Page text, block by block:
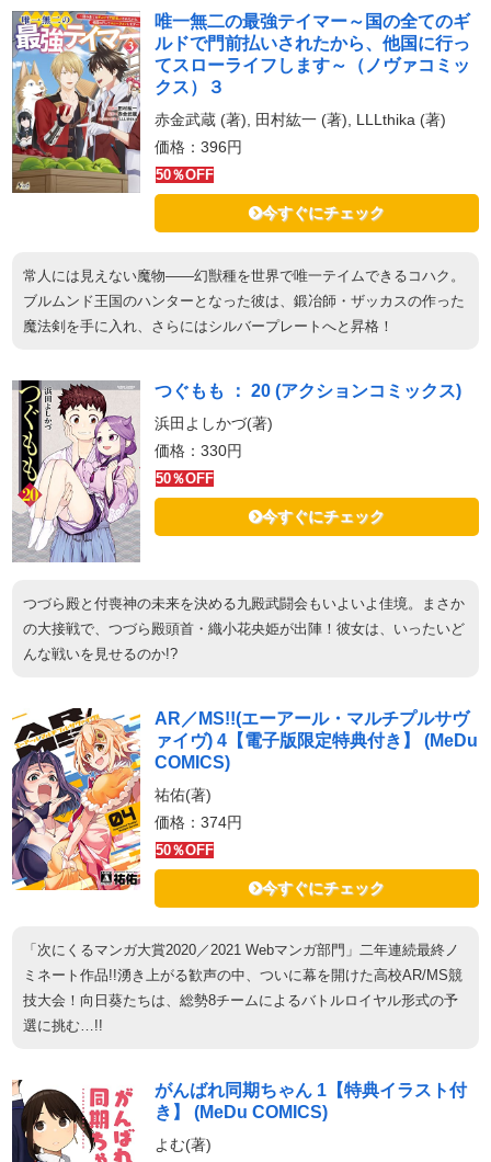
唯一無二の最強テイマー～国の全てのギ
ルドで門前払いされたから、他国に行っ
てスローライフします～（ノヴァコミッ
クス）３
赤金武蔵 (著), 田村紘一 (著), LLLthika (著)
価格：396円
50％OFF
今すぐにチェック
常人には見えない魔物――幻獣種を世界で唯一テイムできるコハク。
ブルムンド王国のハンターとなった彼は、鍛冶師・ザッカスの作った
魔法剣を手に入れ、さらにはシルバープレートへと昇格！
つぐもも ： 20 (アクションコミックス)
浜田よしかづ(著)
価格：330円
50％OFF
今すぐにチェック
つづら殿と付喪神の未来を決める九殿武闘会もいよいよ佳境。まさか
の大接戦で、つづら殿頭首・織小花央姫が出陣！彼女は、いったいど
んな戦いを見せるのか!?
AR／MS!!(エーアール・マルチプルサヴ
ァイヴ) 4【電子版限定特典付き】 (MeDu
COMICS)
祐佑(著)
価格：374円
50％OFF
今すぐにチェック
「次にくるマンガ大賞2020／2021 Webマンガ部門」二年連続最終ノ
ミネート作品!!湧き上がる歓声の中、ついに幕を開けた高校AR/MS競
技大会！向日葵たちは、総勢8チームによるバトルロイヤル形式の予
選に挑む…!!
がんばれ同期ちゃん 1【特典イラスト付
き】 (MeDu COMICS)
よむ(著)